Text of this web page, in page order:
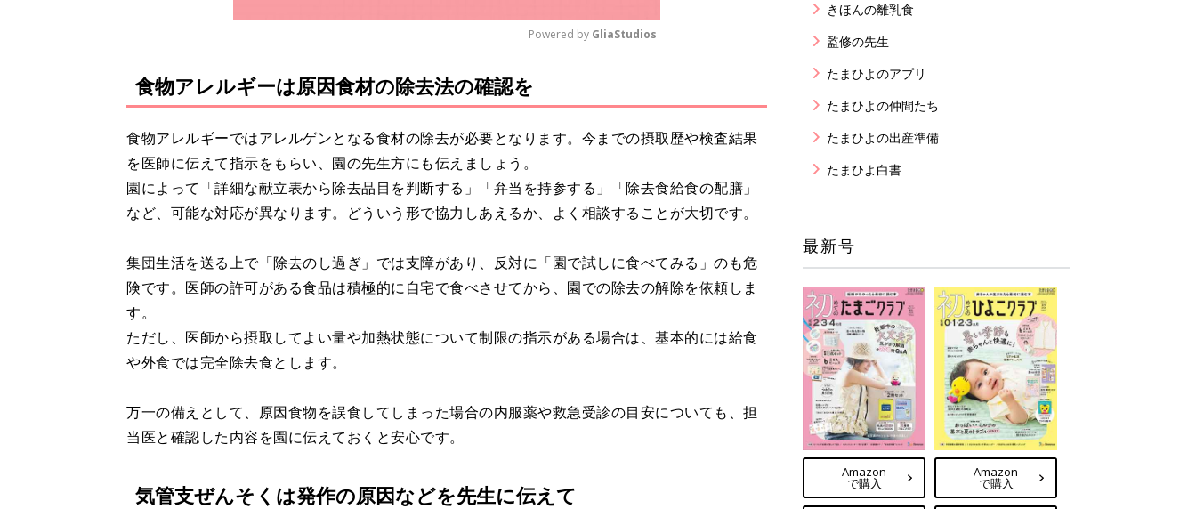
u
t
Powered by GliaStudios
食物アレルギーは原因食材の除去法の確認を
食物アレルギーではアレルゲンとなる食材の除去が必要となります。今までの摂取歴や検査結果
を医師に伝えて指示をもらい、園の先生方にも伝えましょう。
園によって「詳細な献立表から除去品目を判断する」「弁当を持参する」「除去食給食の配膳」
など、可能な対応が異なります。どういう形で協力しあえるか、よく相談することが大切です。
集団生活を送る上で「除去のし過ぎ」では支障があり、反対に「園で試しに食べてみる」のも危
険です。医師の許可がある食品は積極的に自宅で食べさせてから、園での除去の解除を依頼しま
す。
ただし、医師から摂取してよい量や加熱状態について制限の指示がある場合は、基本的には給食
や外食では完全除去食とします。
万一の備えとして、原因食物を誤食してしまった場合の内服薬や救急受診の目安についても、担
当医と確認した内容を園に伝えておくと安心です。
気管支ぜんそくは発作の原因などを先生に伝えて
きほんの離乳食
監修の先生
たまひよのアプリ
たまひよの仲間たち
たまひよの出産準備
たまひよ白書
最新号
Amazon
で購入
Amazon
で購入